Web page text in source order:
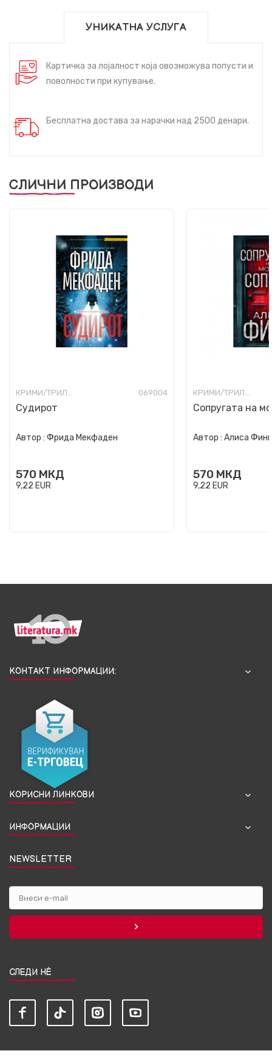
УНИКАТНА УСЛУГА
Картичка за лојалност која овозможува попусти и
поволности при купување.
Бесплатна достава за нарачки над 2500 денари.
СЛИЧНИ ПРОИЗВОДИ
КРИМИ/ТРИЛЕР 069004
Судирот
Автор : Фрида Мекфаден
570 МКД
9,22 EUR
КРИМИ/ТРИЛЕР
Сопругата на
Автор : Алиса Фини
570 МКД
9,22 EUR
КОНТАКТ ИНФОРМАЦИИ:
КОРИСНИ ЛИНКОВИ
ИНФОРМАЦИИ
NEWSLETTER
СЛЕДИ НЀ